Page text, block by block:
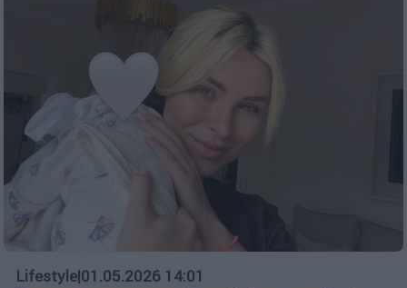
Lifestyle|01.05.2026 14:01